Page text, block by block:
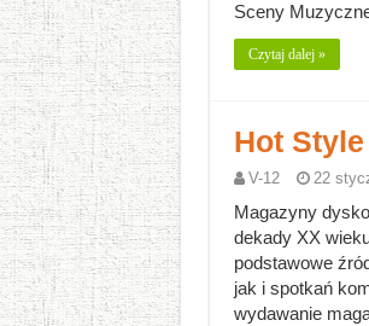
Sceny
Czytaj dalej »
Hot
V-12 22
Magazyny
dekady XX
podstawowe
jak i spotkań
wydawanie